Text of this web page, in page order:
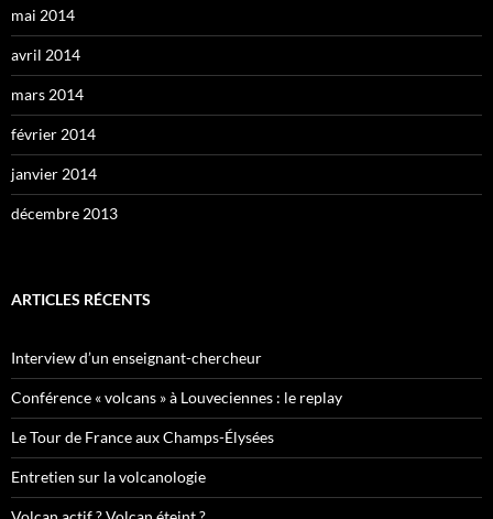
mai 2014
avril 2014
mars 2014
février 2014
janvier 2014
décembre 2013
ARTICLES RÉCENTS
Interview d’un enseignant-chercheur
Conférence « volcans » à Louveciennes : le replay
Le Tour de France aux Champs-Élysées
Entretien sur la volcanologie